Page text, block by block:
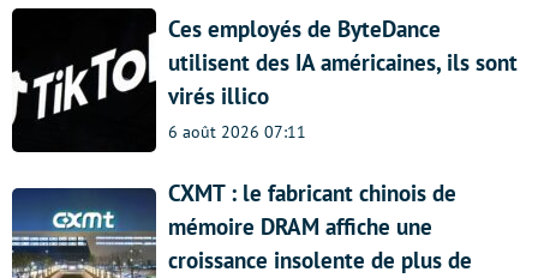
Ces employés de ByteDance
utilisent des IA américaines, ils sont
virés illico
6 août 2026 07:11
CXMT : le fabricant chinois de
mémoire DRAM affiche une
croissance insolente de plus de